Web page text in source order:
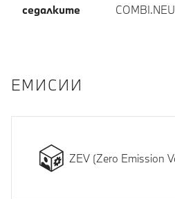
седалките
EМИСИИ
ZEV (Zero Emission